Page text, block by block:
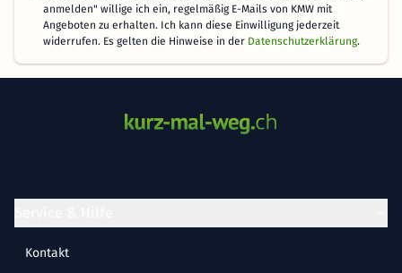
anmelden" willige ich ein, regelmäßig E-Mails von KMW mit
Angeboten zu erhalten. Ich kann diese Einwilligung jederzeit
widerrufen. Es gelten die Hinweise in der Datenschutzerklärung.
Kontakt